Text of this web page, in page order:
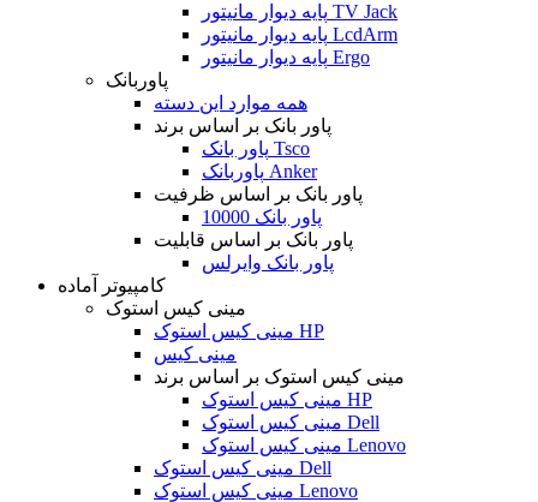
پایه دیوار مانیتور TV Jack
پایه دیوار مانیتور LcdArm
پایه دیوار مانیتور Ergo
پاوربانک
همه موارد این دسته
پاور بانک بر اساس برند
پاور بانک Tsco
پاوربانک Anker
پاور بانک بر اساس ظرفیت
پاور بانک 10000
پاور بانک بر اساس قابلیت
پاور بانک وایرلس
کامپیوتر آماده
مینی کیس استوک
مینی کیس استوک HP
مینی کیس
مینی کیس استوک بر اساس برند
مینی کیس استوک HP
مینی کیس استوک Dell
مینی کیس استوک Lenovo
مینی کیس استوک Dell
مینی کیس استوک Lenovo